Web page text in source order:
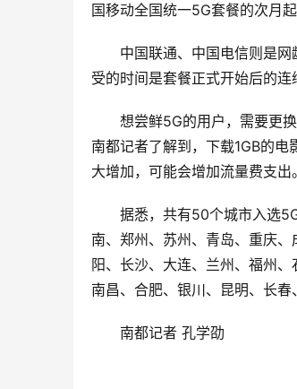
国移动全国统一5G套餐的次月
中国联通、中国电信则是
受的时间是套餐正式开始后的
想尝鲜5G的用户，需要更
南都记者了解到，下载1GB的
大增加，可能会增加流量费支出。
据悉，共有50个城市入选
南、郑州、苏州、青岛、重庆
阳、长沙、大连、兰州、福州
南昌、合肥、银川、昆明、长春
南都记者 孔学劭